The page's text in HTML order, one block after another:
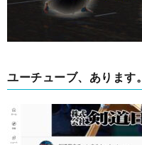
ユーチューブ、あります。